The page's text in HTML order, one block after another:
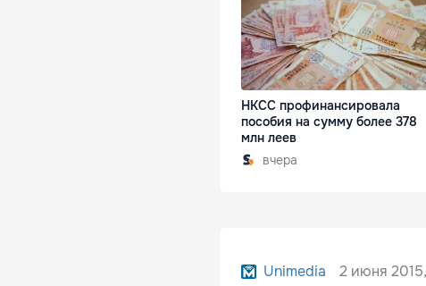
НКСС профинансировала
пособия на сумму более 378
млн леев
вчера
Unimedia 2 июня